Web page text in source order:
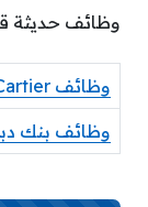
وظائف حديثة
وظائف Cartier في دبي الإمارات
وظائف بنك